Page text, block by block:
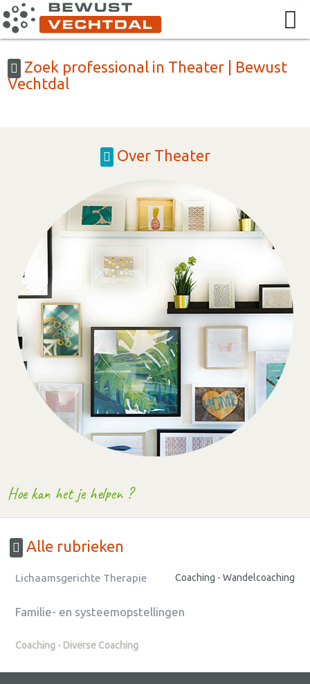
Zoek professional in Theater | Bewust
Vechtdal
Over Theater
Hoe kan het je helpen ?
Alle rubrieken
Lichaamsgerichte Therapie Coaching - Wandelcoaching
Familie- en systeemopstellingen
Coaching - Diverse Coaching